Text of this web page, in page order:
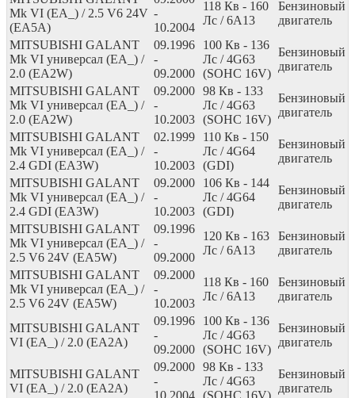
Mk VI (EA_) / 2.5 V6 24V
(EA5A)
-
10.2004
118 Кв - 160
Лс / 6A13
Бензиновый
двигатель
MITSUBISHI GALANT
Mk VI универсал (EA_) /
2.0 (EA2W)
09.1996
-
09.2000
100 Кв - 136
Лс / 4G63
(SOHC 16V)
Бензиновый
двигатель
MITSUBISHI GALANT
Mk VI универсал (EA_) /
2.0 (EA2W)
09.2000
-
10.2003
98 Кв - 133
Лс / 4G63
(SOHC 16V)
Бензиновый
двигатель
MITSUBISHI GALANT
Mk VI универсал (EA_) /
2.4 GDI (EA3W)
02.1999
-
10.2003
110 Кв - 150
Лс / 4G64
(GDI)
Бензиновый
двигатель
MITSUBISHI GALANT
Mk VI универсал (EA_) /
2.4 GDI (EA3W)
09.2000
-
10.2003
106 Кв - 144
Лс / 4G64
(GDI)
Бензиновый
двигатель
MITSUBISHI GALANT
Mk VI универсал (EA_) /
2.5 V6 24V (EA5W)
09.1996
-
09.2000
120 Кв - 163
Лс / 6A13
Бензиновый
двигатель
MITSUBISHI GALANT
Mk VI универсал (EA_) /
2.5 V6 24V (EA5W)
09.2000
-
10.2003
118 Кв - 160
Лс / 6A13
Бензиновый
двигатель
MITSUBISHI GALANT
VI (EA_) / 2.0 (EA2A)
09.1996
-
09.2000
100 Кв - 136
Лс / 4G63
(SOHC 16V)
Бензиновый
двигатель
MITSUBISHI GALANT
VI (EA_) / 2.0 (EA2A)
09.2000
-
10.2004
98 Кв - 133
Лс / 4G63
(SOHC 16V)
Бензиновый
двигатель